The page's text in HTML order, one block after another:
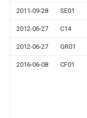
2011-09-28 SE01
2012-06-27 C14
2012-06-27 GR01
2016-06-08 CF01